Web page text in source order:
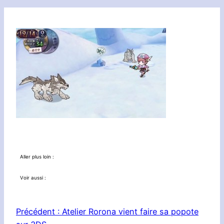
Aller plus loin :
Voir aussi :
Précédent : Atelier Rorona vient faire sa popote